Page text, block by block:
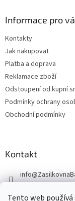
Tento web
Informace pro
Kontakty
Jak nakupovat
Platba a doprava
Reklamace zboží
Odstoupení od kupní
Podmínky ochrany
Obchodní podmínky
Kontakt
info@